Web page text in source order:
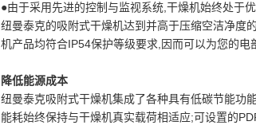
●由于采用先进的控制与监视系统,干燥机始终处于
纽曼泰克的吸附式干燥机达到并高于压缩空洁净度
机产品均符合IP54保护等级要求,因而可以为您的电
降低能源成本
纽曼泰克吸附式干燥机集成了各种具有低碳节能功
能耗始终保持与干燥机真实载荷相适应;可设置的